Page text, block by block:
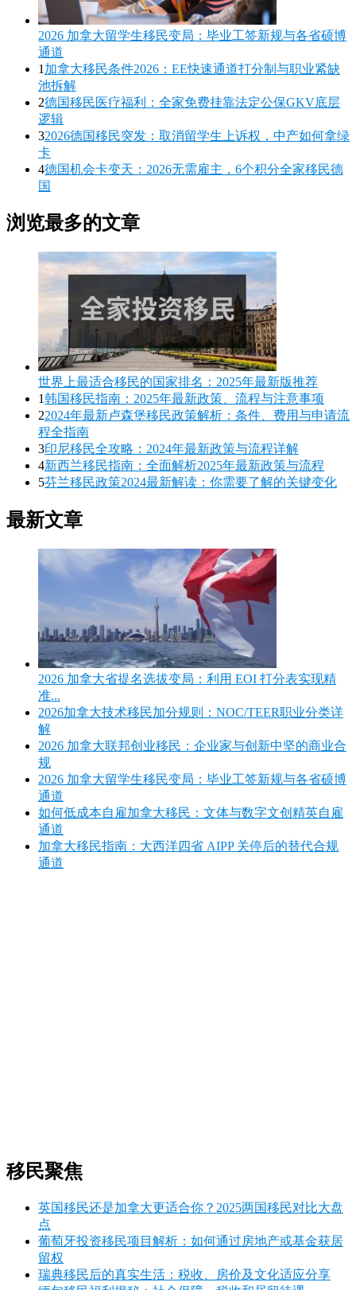
2026 加拿大留学生移民变局：毕业工签新规与各省硕博
通道
1 加拿大移民条件2026：EE快速通道打分制与职业紧缺
池拆解
2德国移民医疗福利：全家免费挂靠法定公保GKV底层
逻辑
32026德国移民突发：取消留学生上诉权，中产如何拿绿
卡
4德国机会卡变天：2026无需雇主，6个积分全家移民德
国
浏览最多的文章
世界上最适合移民的国家排名：2025年最新版推荐
1韩国移民指南：2025年最新政策、流程与注意事项
22024年最新卢森堡移民政策解析：条件、费用与申请流
程全指南
3印尼移民全攻略：2024年最新政策与流程详解
4新西兰移民指南：全面解析2025年最新政策与流程
5芬兰移民政策2024最新解读：你需要了解的关键变化
最新文章
2026 加拿大省提名选拔变局：利用 EOI 打分表实现精
准...
2026加拿大技术移民加分规则：NOC/TEER职业分类详
解
2026 加拿大联邦创业移民：企业家与创新中坚的商业合
规
2026 加拿大留学生移民变局：毕业工签新规与各省硕博
通道
如何低成本自雇加拿大移民：文体与数字文创精英自雇
通道
加拿大移民指南：大西洋四省 AIPP 关停后的替代合规
通道
移民聚焦
英国移民还是加拿大更适合你？2025两国移民对比大盘
点
葡萄牙投资移民项目解析：如何通过房地产或基金获居
留权
瑞典移民后的真实生活：税收、房价及文化适应分享